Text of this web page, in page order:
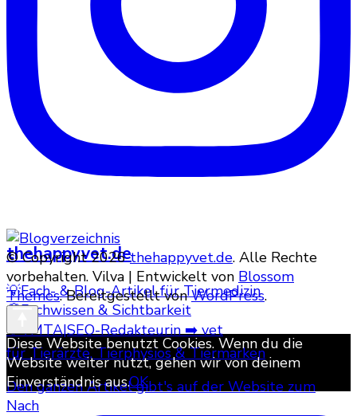
thehappyvet.de
💡Fach- & Blog-Artikel für Tiermedizin
💭Fachwissen & Sichtbarkeit
👩VMTA|SEO-Redakteurin ➡️ vet
für Tierärzte, Tierphysios & Tiermarken
Den ganzen Artikel gibt's auf der Website zum
Nach
© Copyright 2026thehappyvet.de. Alle Rechte
vorbehalten. Vilva | Entwickelt von Blossom
Themes. Bereitgestellt vonWordPress.
Diese Website benutzt Cookies. Wenn du die
Website weiter nutzt, gehen wir von deinem
Einverständnis aus.OK